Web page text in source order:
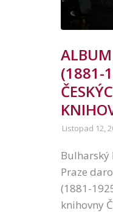
ALBUM
(1881-
Listopad 12,
Praze
(1881-
knihovny